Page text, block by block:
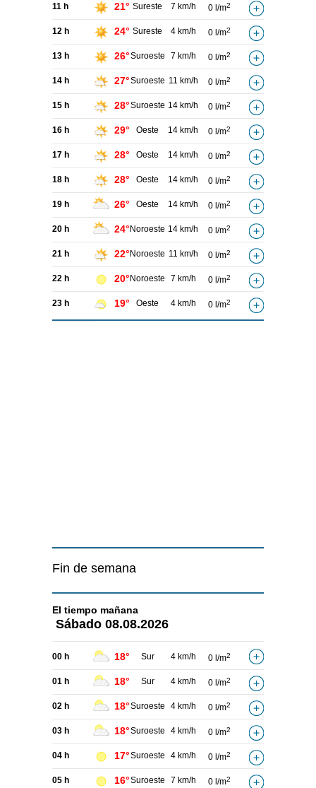
11 h 21° Sureste 7 km/h 0 l/m2
12 h 24° Sureste 4 km/h 0 l/m2
13 h 26°Suroeste 7 km/h 0 l/m2
14 h 27°Suroeste 11 km/h 0 l/m2
15 h 28°Suroeste 14 km/h 0 l/m2
16 h 29° Oeste 14 km/h 0 l/m2
17 h 28° Oeste 14 km/h 0 l/m2
18 h 28° Oeste 14 km/h 0 l/m2
19 h 26° Oeste 14 km/h 0 l/m2
20 h 24° Noroeste 14 km/h 0 l/m2
21 h 22° Noroeste 11 km/h 0 l/m2
22 h 20° Noroeste 7 km/h 0 l/m2
23 h 19° Oeste 4 km/h 0 l/m2
Fin de semana
El tiempo mañana
Sábado 08.08.2026
00 h 18° Sur 4 km/h 0 l/m2
01 h 18° Sur 4 km/h 0 l/m2
02 h 18°Suroeste 4 km/h 0 l/m2
03 h 18°Suroeste 4 km/h 0 l/m2
04 h 17°Suroeste 4 km/h 0 l/m2
05 h 16°Suroeste 7 km/h 0 l/m2